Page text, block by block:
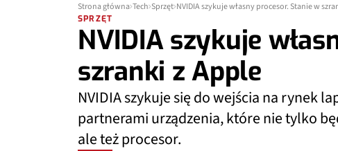
Strona główna Tech Sprzęt NVIDIA szykuje własny procesor. Stanie w
SPRZĘT
NVIDIA szykuje
szranki z Apple
NVIDIA szykuje się do wejścia na rynek
partnerami urządzenia, które nie tylko
ale też procesor.